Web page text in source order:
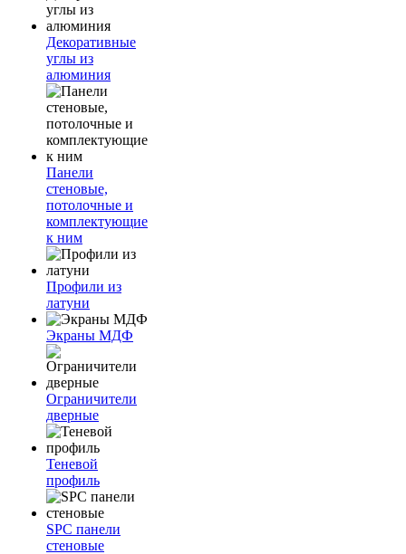
Декоративные
углы из
алюминия
Панели
стеновые,
потолочные и
комплектующие
к ним
Профили из
латуни
Экраны МДФ
Ограничители
дверные
Теневой
профиль
SPC панели
стеновые